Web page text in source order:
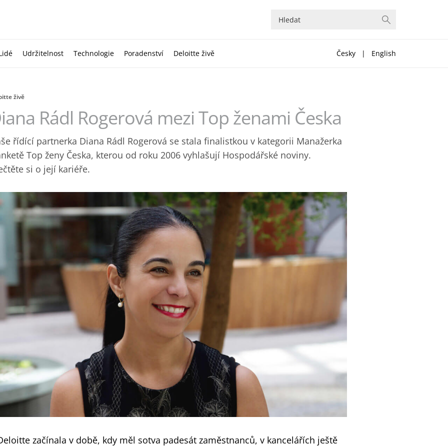
Udržitelnost Technologie Poradenství Deloitte živě Česky | English
živě
Rádl Rogerová mezi Top ženami Česka
řídící partnerka Diana Rádl Rogerová se stala finalistkou v kategorii Manažerka
Top ženy Česka, kterou od roku 2006 vyhlašují Hospodářské noviny.
si o její kariéře.
začínala v době, kdy měl sotva padesát zaměstnanců, v kancelářích ještě